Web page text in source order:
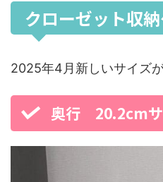
クローゼット収
2025年4月新しいサイズ
奥行 20.2cm